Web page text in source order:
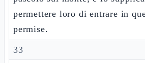
permettere loro di entrare in
permise.
33